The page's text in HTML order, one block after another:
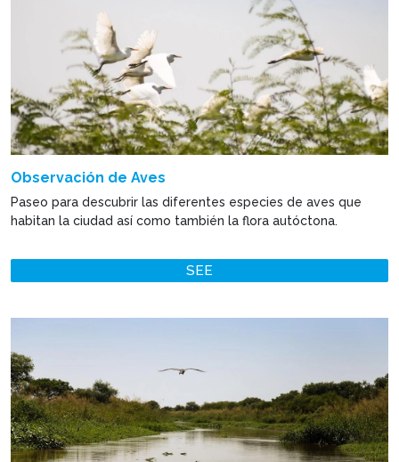
Observación de Aves
Paseo para descubrir las diferentes especies de aves que
habitan la ciudad así como también la flora autóctona.
SEE